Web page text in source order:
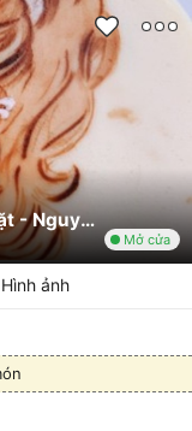
BôngGòn Bakery - Bánh Ngọt & Ăn Vặt - Nguyễn Sơn Hà
Mở cửa
Hình ảnh